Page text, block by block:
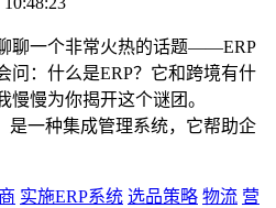
聊一个非常火热的话题——ERP
问：什么是ERP？它和跨境有什
慢慢为你揭开这个谜团。
是一种集成管理系统，它帮助企
实施ERP系统 选品策略 物流 营